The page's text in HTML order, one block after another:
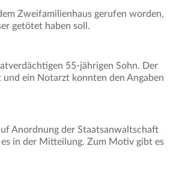
Zweifamilienhaus gerufen worden,
getötet haben soll.
55-jährigen Sohn. Der
ein Notarzt konnten den Angaben
Anordnung der Staatsanwaltschaft
in der Mitteilung. Zum Motiv gibt es